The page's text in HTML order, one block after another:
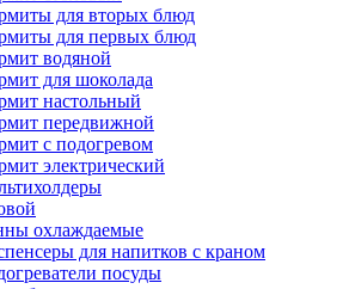
для вторых блюд
для первых блюд
водяной
для шоколада
настольный
передвижной
с подогревом
электрический
охлаждаемые
для напитков с краном
посуды